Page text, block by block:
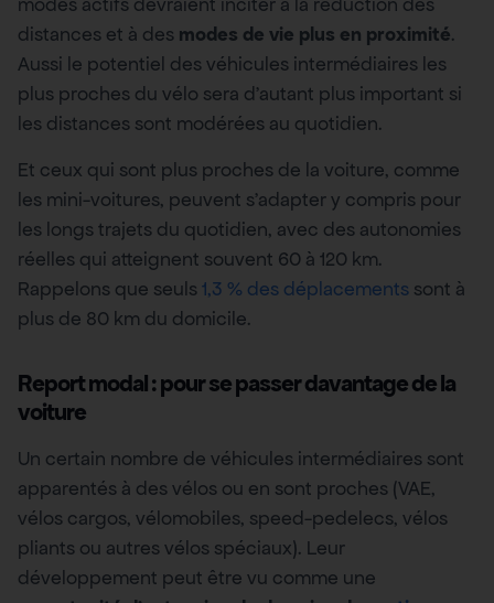
distances et à des modes de vie plus en proximité.
Aussi le potentiel des véhicules intermédiaires les
plus proches du vélo sera d’autant plus important si
les distances sont modérées au quotidien.
Et ceux qui sont plus proches de la voiture, comme
les mini-voitures, peuvent s’adapter y compris pour
les longs trajets du quotidien, avec des autonomies
réelles qui atteignent souvent 60 à 120 km.
Rappelons que seuls1,3 % des déplacements sont à
plus de 80 km du domicile.
Report modal : pour se passer davantage de la
voiture
Un certain nombre de véhicules intermédiaires sont
apparentés à des vélos ou en sont proches (VAE,
vélos cargos, vélomobiles, speed-pedelecs, vélos
pliants ou autres vélos spéciaux). Leur
développement peut être vu comme une